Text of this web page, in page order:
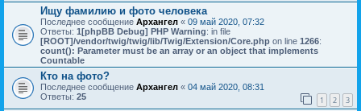
Ищу фамилию и фото человека
Последнее сообщение Архангел « 09 май 2020, 07:32
Ответы: 1[phpBB Debug] PHP Warning: in file
[ROOT]/vendor/twig/twig/lib/Twig/Extension/Core.php on line 1266:
count(): Parameter must be an array or an object that implements
Countable
Кто на фото?
Последнее сообщение Архангел « 04 май 2020, 08:31
Ответы: 25 1 2 3